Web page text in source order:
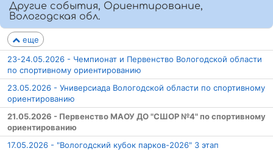
Другие события, Ориентирование,
Вологодская обл.
еще
23-24.05.2026 - Чемпионат и Первенство Вологодской области
по спортивному ориентированию
23.05.2026 - Универсиада Вологодской области по спортивному
ориентированию
21.05.2026 - Первенство МАОУ ДО "СШОР №4" по спортивному
ориентированию
17.05.2026 - "Вологодский кубок парков-2026" 3 этап